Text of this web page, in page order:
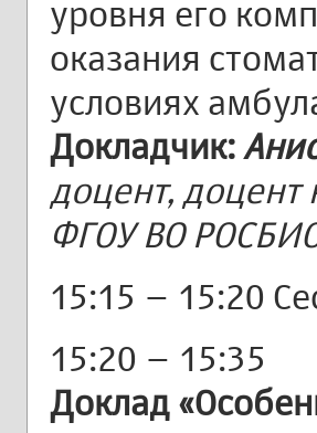
уровня его
оказания
условиях
Докладчик:
доцент,
ФГОУ ВО
15:15 – 15:20
15:20 – 15:35
Доклад